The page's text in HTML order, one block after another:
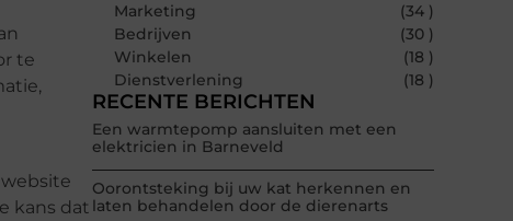
te
kans dat
Marketing
(34 )
Bedrijven
(30 )
Winkelen
(18 )
Dienstverlening
(18 )
RECENTE BERICHTEN
Een warmtepomp aansluiten met een
elektricien in Barneveld
Oorontsteking bij uw kat herkennen en
laten behandelen door de dierenarts